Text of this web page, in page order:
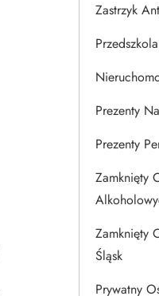
Zastrzyk
Prezenty
Prezenty
Zamknięty
Zamknięty
Śląsk
Prywatny